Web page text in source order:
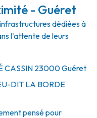
- Guéret
dédiées à
l'attente de leurs
CASSIN 23000Guéret
DIT LA BORDE
pensé pour